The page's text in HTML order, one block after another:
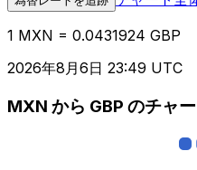
1 MXN = 0.0431924 GBP
2026年8月6日 23:49 UTC
MXN から GBP のチャ